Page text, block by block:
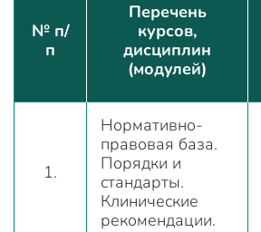
№ п/
п
Перечень
курсов,
дисциплин
(модулей)
1.
Нормативно-
правовая база.
Порядки и
стандарты.
Клинические
рекомендации.